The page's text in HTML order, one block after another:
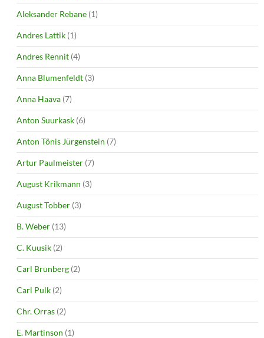
Aleksander Rebane (1)
Andres Lattik (1)
Andres Rennit (4)
Anna Blumenfeldt (3)
Anna Haava (7)
Anton Suurkask (6)
Anton Tõnis Jürgenstein (7)
Artur Paulmeister (7)
August Krikmann (3)
August Tobber (3)
B. Weber (13)
C. Kuusik (2)
Carl Brunberg (2)
Carl Pulk (2)
Chr. Orras (2)
E. Martinson (1)